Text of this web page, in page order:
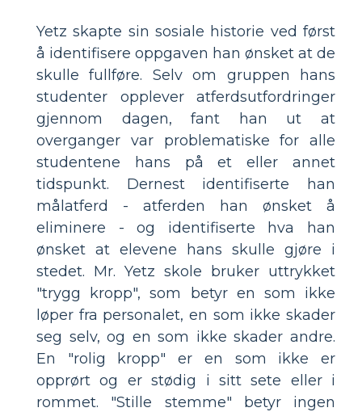
Yetz skapte sin sosiale historie ved først
å identifisere oppgaven han ønsket at de
skulle fullføre. Selv om gruppen hans
studenter opplever atferdsutfordringer
gjennom dagen, fant han ut at
overganger var problematiske for alle
studentene hans på et eller annet
tidspunkt. Dernest identifiserte han
målatferd - atferden han ønsket å
eliminere - og identifiserte hva han
ønsket at elevene hans skulle gjøre i
stedet. Mr. Yetz skole bruker uttrykket
"trygg kropp", som betyr en som ikke
løper fra personalet, en som ikke skader
seg selv, og en som ikke skader andre.
En "rolig kropp" er en som ikke er
opprørt og er stødig i sitt sete eller i
rommet. "Stille stemme" betyr ingen